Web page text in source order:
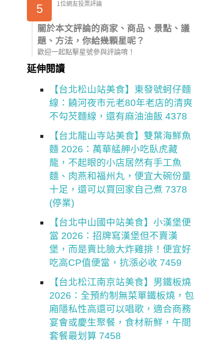
5 1位網友投票評論
關於本文評論的商家、商品、景點、議
題、方法，你給幾顆星呢？
歡迎一起點擊星號參與評論唷！
延伸閱讀
【台北松山站美食】東發號蚵仔麵
線：饒河夜市元老80年老店的清爽
不勾芡麵線，還有麻油油飯 4378
【台北龍山寺站美食】雙葉海鮮魚
麵 2026：萬華艋舺小吃臥虎藏
龍，不起眼的小店居然有手工魚
麵、肉燕和福州丸，便宜大碗份量
十足，還可以買回家自己煮 7378
(停業)
【台北中山國中站美食】小漢堡便
當 2026：招牌寫漢堡但不賣漢
堡，而是賣比臉大炸雞排！便宜好
吃高CP值便當，抗漲必收 7459
【台北松江南京站美食】男鐵板燒
2026：全預約制無菜單鐵板燒，包
廂隱私性高還可以唱歌，適合商務
宴會或慶生聚餐，食材新鮮，午間
套餐最划算 7458